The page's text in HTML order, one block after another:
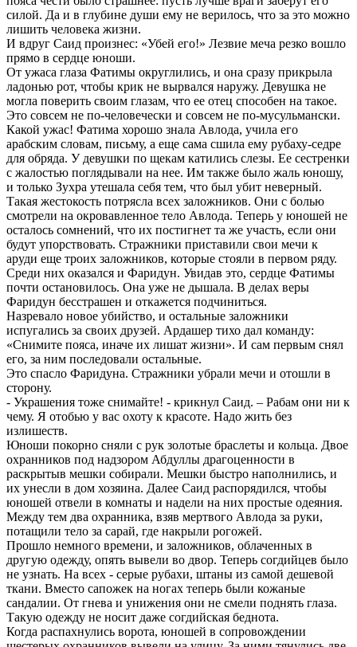
силой. Да и в глубине души ему не верилось, что за это можно
лишить человека жизни.
И вдруг Саид произнес: «Убей его!» Лезвие меча резко вошло
прямо в сердце юноши.
От ужаса глаза Фатимы округлились, и она сразу прикрыла
ладонью рот, чтобы крик не вырвался наружу. Девушка не
могла поверить своим глазам, что ее отец способен на такое.
Это совсем не по-человечески и совсем не по-мусульмански.
Какой ужас! Фатима хорошо знала Авлода, учила его
арабским словам, письму, а еще сама сшила ему рубаху-седре
для обряда. У девушки по щекам катились слезы. Ее сестренки
с жалостью поглядывали на нее. Им также было жаль юношу,
и только Зухра утешала себя тем, что был убит неверный.
Такая жестокость потрясла всех заложников. Они с болью
смотрели на окровавленное тело Авлода. Теперь у юношей не
осталось сомнений, что их постигнет та же участь, если они
будут упорствовать. Стражники приставили свои мечи к
аруди еще троих заложников, которые стояли в первом ряду.
Среди них оказался и Фаридун. Увидав это, сердце Фатимы
почти остановилось. Она уже не дышала. В делах веры
Фаридун бесстрашен и откажется подчиниться.
Назревало новое убийство, и остальные заложники
испугались за своих друзей. Ардашер тихо дал команду:
«Снимите пояса, иначе их лишат жизни». И сам первым снял
его, за ним последовали остальные.
Это спасло Фаридуна. Стражники убрали мечи и отошли в
сторону.
- Украшения тоже снимайте! - крикнул Саид. – Рабам они ни к
чему. Я отобью у вас охоту к красоте. Надо жить без
излишеств.
Юноши покорно сняли с рук золотые браслеты и кольца. Двое
охранников под надзором Абдуллы драгоценности в
раскрытыв мешки собирали. Мешки быстро наполнились, и
их унесли в дом хозяина. Далее Саид распорядился, чтобы
юношей отвели в комнаты и надели на них простые одеяния.
Между тем два охранника, взяв мертвого Авлода за руки,
потащили тело за сарай, где накрыли рогожей.
Прошло немного времени, и заложников, облаченных в
другую одежду, опять вывели во двор. Теперь согдийцев было
не узнать. На всех - серые рубахи, штаны из самой дешевой
ткани. Вместо сапожек на ногах теперь были кожаные
сандалии. От гнева и унижения они не смели поднять глаза.
Такую одежду не носит даже согдийская беднота.
Когда распахнулись ворота, юношей в сопровождении